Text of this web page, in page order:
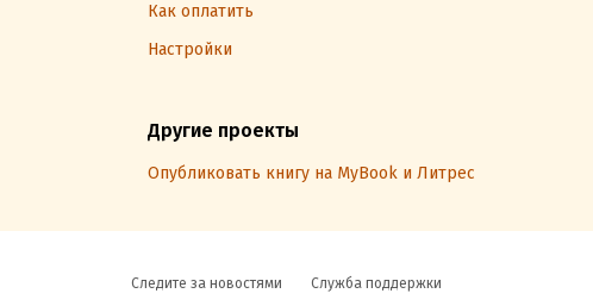
Как оплатить
Настройки
Другие проекты
Опубликовать книгу на MyBook и Литрес
Следите за новостями Служба поддержки